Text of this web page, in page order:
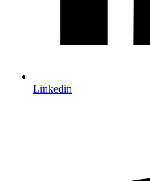
Linkedin